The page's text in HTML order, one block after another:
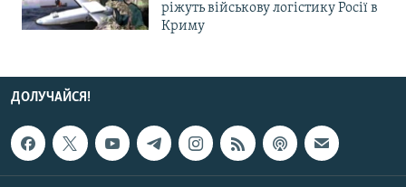
ріжуть військову логістику Росії в
Криму
ДОЛУЧАЙСЯ!